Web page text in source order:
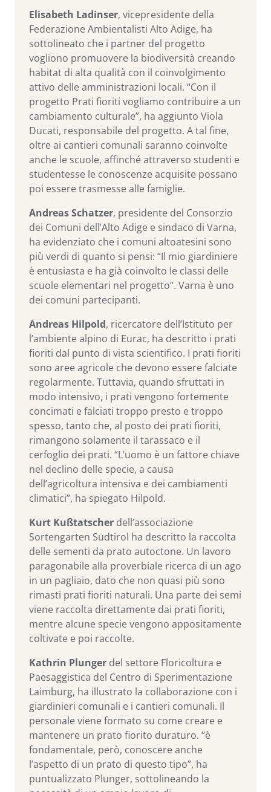
Elisabeth Ladinser, vicepresidente della
Federazione Ambientalisti Alto Adige, ha
sottolineato che i partner del progetto
vogliono promuovere la biodiversità creando
habitat di alta qualità con il coinvolgimento
attivo delle amministrazioni locali. “Con il
progetto Prati fioriti vogliamo contribuire a un
cambiamento culturale”, ha aggiunto Viola
Ducati, responsabile del progetto. A tal fine,
oltre ai cantieri comunali saranno coinvolte
anche le scuole, affinché attraverso studenti e
studentesse le conoscenze acquisite possano
poi essere trasmesse alle famiglie.
Andreas Schatzer, presidente del Consorzio
dei Comuni dell’Alto Adige e sindaco di Varna,
ha evidenziato che i comuni altoatesini sono
più verdi di quanto si pensi: “Il mio giardiniere
è entusiasta e ha già coinvolto le classi delle
scuole elementari nel progetto”. Varna è uno
dei comuni partecipanti.
Andreas Hilpold, ricercatore dell’Istituto per
l’ambiente alpino di Eurac, ha descritto i prati
fioriti dal punto di vista scientifico. I prati fioriti
sono aree agricole che devono essere falciate
regolarmente. Tuttavia, quando sfruttati in
modo intensivo, i prati vengono fortemente
concimati e falciati troppo presto e troppo
spesso, tanto che, al posto dei prati fioriti,
rimangono solamente il tarassaco e il
cerfoglio dei prati. “L’uomo è un fattore chiave
nel declino delle specie, a causa
dell’agricoltura intensiva e dei cambiamenti
climatici”, ha spiegato Hilpold.
Kurt Kußtatscher dell’associazione
Sortengarten Südtirol ha descritto la raccolta
delle sementi da prato autoctone. Un lavoro
paragonabile alla proverbiale ricerca di un ago
in un pagliaio, dato che non quasi più sono
rimasti prati fioriti naturali. Una parte dei semi
viene raccolta direttamente dai prati fioriti,
mentre alcune specie vengono appositamente
coltivate e poi raccolte.
Kathrin Plunger del settore Floricoltura e
Paesaggistica del Centro di Sperimentazione
Laimburg, ha illustrato la collaborazione con i
giardinieri comunali e i cantieri comunali. Il
personale viene formato su come creare e
mantenere un prato fiorito duraturo. “è
fondamentale, però, conoscere anche
l’aspetto di un prato di questo tipo”, ha
puntualizzato Plunger, sottolineando la